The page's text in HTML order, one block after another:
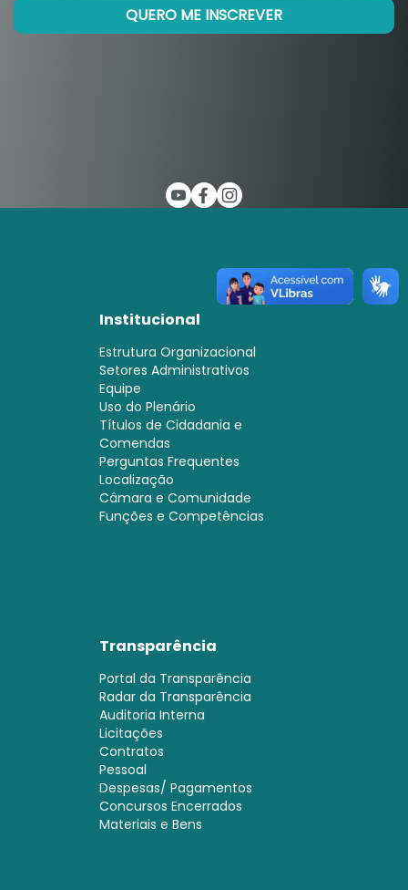
Institucional
Estrutura Organizacional
Setores Administrativos
Equipe
Uso do Plenário
Títulos de Cidadania e
Comendas
Perguntas Frequentes
Localização
Câmara e Comunidade
Funções e Competências
Transparência
Portal da Transparência
Radar da Transparência
Auditoria Interna
Licitações
Contratos
Pessoal
Despesas/ Pagamentos
Concursos Encerrados
Materiais e Bens